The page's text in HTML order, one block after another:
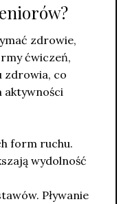
zdrowie,
ćwiczeń,
zdrowia, co
aktywności
form ruchu.
wydolność
Pływanie